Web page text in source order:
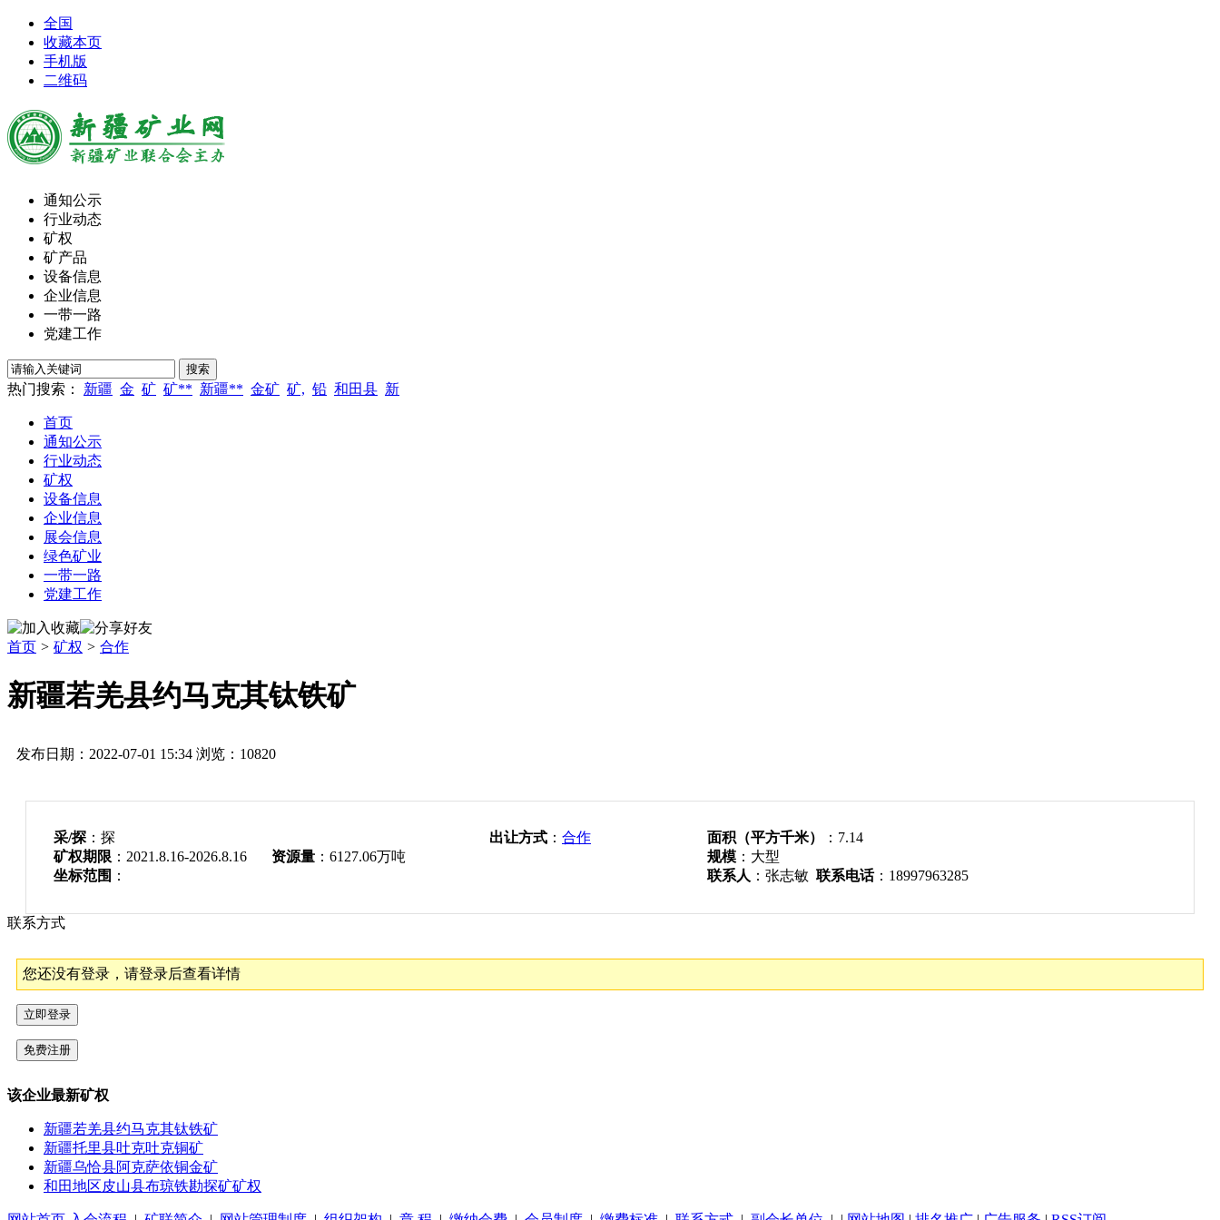
全国
收藏本页
手机版
二维码
通知公示
行业动态
矿权
矿产品
设备信息
企业信息
一带一路
党建工作
热门搜索： 新疆 金 矿 矿** 新疆** 金矿 矿, 铅 和田县 新
首页
通知公示
行业动态
矿权
设备信息
企业信息
展会信息
绿色矿业
一带一路
党建工作
首页 > 矿权 > 合作
新疆若羌县约马克其钛铁矿
发布日期：2022-07-01 15:34 浏览： 10820
采/探 ：探 出让方式 ： 合作 面积（平方千米）
：7.14
矿权期限 ：2021.8.16-2026.8.16 资源量 ：6127.06万吨 规模 ：大型
坐标范围 ： 联系人 ：张志敏 联系电话：18997963285
联系方式
您还没有登录，请登录后查看详情
该企业最新矿权
新疆若羌县约马克其钛铁矿
新疆托里县吐克吐克铜矿
新疆乌恰县阿克萨依铜金矿
和田地区皮山县布琼铁勘探矿矿权